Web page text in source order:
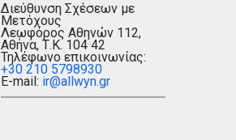
Διεύθυνση Σχέσεων με
Μετόχους
Λεωφόρος Αθηνών 112,
Αθήνα, Τ.Κ. 104 42
Τηλέφωνο επικοινωνίας:
+30 210 5798930
E-mail: ir@allwyn.gr